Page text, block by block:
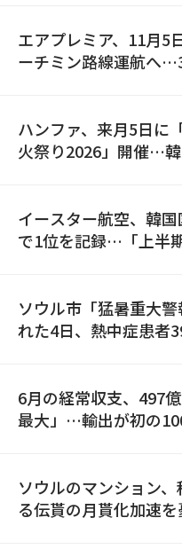
エアプレミア、11月5
ーチミン路線運航へ
ハンファ、来月5日に
火祭り2026」開催…
イースター航空、韓
で1位を記録…「上半
ソウル市「猛暑重大
れた4日、熱中症患者
6月の経常収支、497
最大」…輸出が初の
ソウルのマンション
る伝貰の月貰化加速を